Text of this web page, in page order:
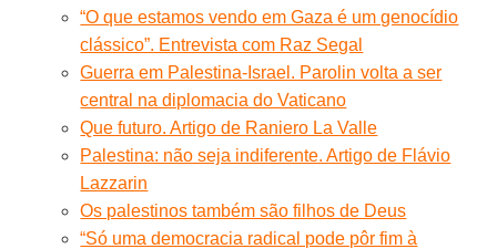
“O que estamos vendo em Gaza é um genocídio
clássico”. Entrevista com Raz Segal
Guerra em Palestina-Israel. Parolin volta a ser
central na diplomacia do Vaticano
Que futuro. Artigo de Raniero La Valle
Palestina: não seja indiferente. Artigo de Flávio
Lazzarin
Os palestinos também são filhos de Deus
“Só uma democracia radical pode pôr fim à